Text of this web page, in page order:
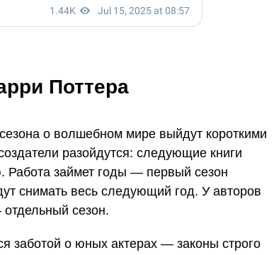
Поттера
о волшебном мире выйдут короткими
разойдутся: следующие книги
Работа займет годы — первый сезон
снимать весь следующий год. У авторов
сезон.
заботой о юных актерах — законы строго